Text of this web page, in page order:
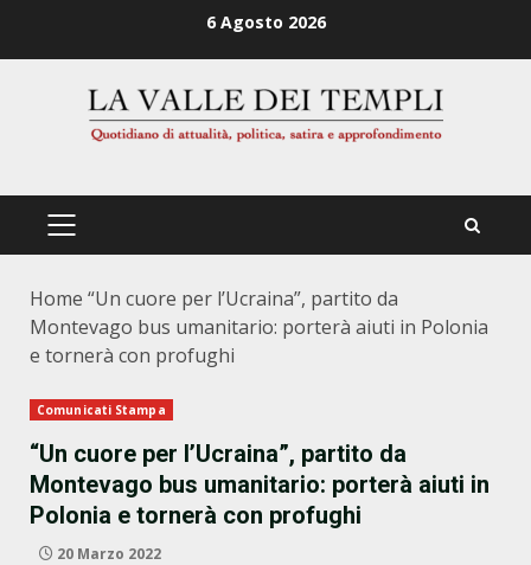
6 Agosto 2026
PRIMÄRES
Home “Un cuore per l’Ucraina”, partito da
Montevago bus umanitario: porterà aiuti in Polonia
e tornerà con profughi
Comunicati Stampa
“Un cuore per l’Ucraina”, partito da
Montevago bus umanitario: porterà aiuti in
Polonia e tornerà con profughi
20 Marzo 2022